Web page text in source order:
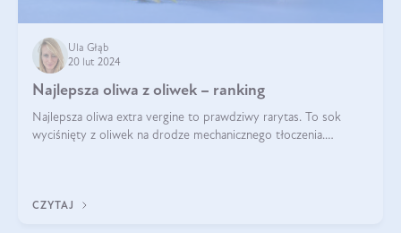
Ula Głąb
20 lut 2024
Najlepsza oliwa z oliwek – ranking
Najlepsza oliwa extra vergine to prawdziwy rarytas. To sok
wyciśnięty z oliwek na drodze mechanicznego tłoczenia.
CZYTAJ